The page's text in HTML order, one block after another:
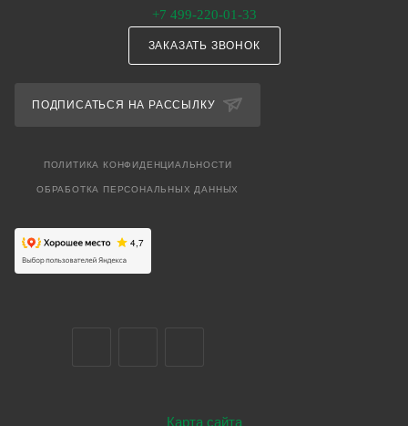
+7 499-220-01-33
ЗАКАЗАТЬ ЗВОНОК
ПОДПИСАТЬСЯ НА РАССЫЛКУ
ПОЛИТИКА КОНФИДЕНЦИАЛЬНОСТИ
ОБРАБОТКА ПЕРСОНАЛЬНЫХ ДАННЫХ
Карта сайта